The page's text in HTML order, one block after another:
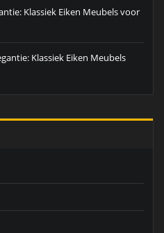
Klassiek Eiken Meubels voor
Klassiek Eiken Meubels